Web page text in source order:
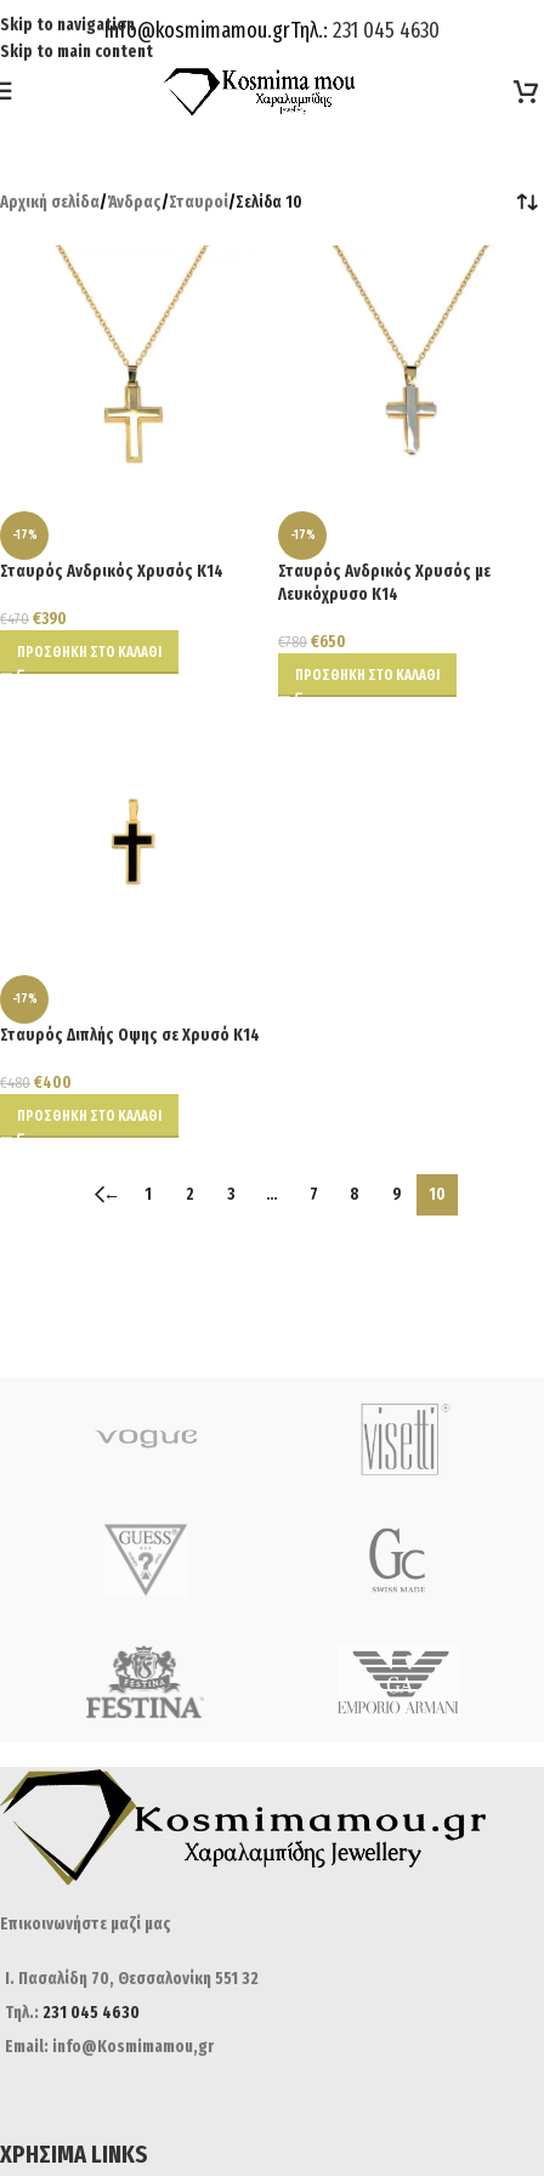
Skip to navigation
Skip to main content
Info@kosmimamou.grΤηλ.: 231 045 4630
Αρχική σελίδα/Άνδρας/Σταυροί/Σελίδα 10
-17%
Σταυρός Ανδρικός Χρυσός Κ14
€470 €390
ΠΡΟΣΘΉΚΗ ΣΤΟ ΚΑΛΆΘΙ
-17%
Σταυρός Ανδρικός Χρυσός με
Λευκόχρυσο Κ14
€780 €650
ΠΡΟΣΘΉΚΗ ΣΤΟ ΚΑΛΆΘΙ
-17%
Σταυρός Διπλής Οψης σε Χρυσό Κ14
€480 €400
ΠΡΟΣΘΉΚΗ ΣΤΟ ΚΑΛΆΘΙ
← 1 2 3 … 7 8 9 10
Επικοινωνήστε μαζί μας
Ι. Πασαλίδη 70, Θεσσαλονίκη 551 32
Τηλ.: 231 045 4630
Email: info@Kosmimamou,gr
ΧΡΉΣΙΜΑ LINKS